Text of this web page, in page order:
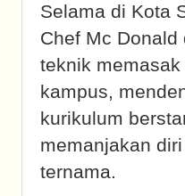
Selama di Kota
Chef Mc
teknik
kampus,
kurikulum
memanjakan
ternama.